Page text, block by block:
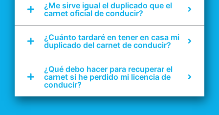
¿Me sirve igual el duplicado que el
carnet oficial de conducir?
¿Cuánto tardaré en tener en casa mi
duplicado del carnet de conducir?
¿Qué debo hacer para recuperar el
carnet si he perdido mi licencia de
conducir?